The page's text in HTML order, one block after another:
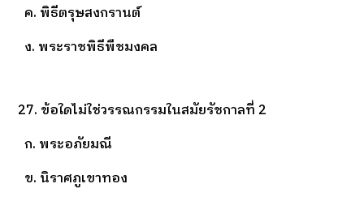
ค. พิธีตรุษสงกรานต์
ง. พระราชพิธีพืชมงคล
27. ข้อใดไม่ใช่วรรณกรรมในสมัยรัชกาลที่ 2
ก. พระอภัยมณี
ข. นิราศภูเขาทอง